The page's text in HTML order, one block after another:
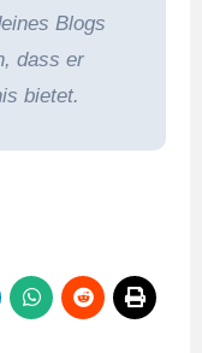
Blogs
dass er
bietet.